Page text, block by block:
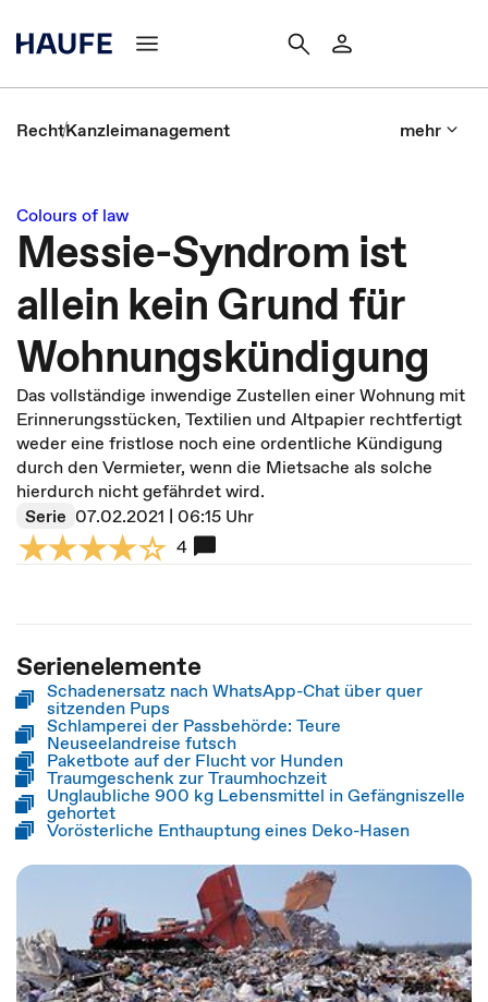
RechtKanzleimanagement mehr
Colours of law
Messie-Syndrom ist
allein kein Grund für
Wohnungskündigung
Das vollständige inwendige Zustellen einer Wohnung mit
Erinnerungsstücken, Textilien und Altpapier rechtfertigt
weder eine fristlose noch eine ordentliche Kündigung
durch den Vermieter, wenn die Mietsache als solche
hierdurch nicht gefährdet wird.
Serie 07.02.2021 | 06:15 Uhr
4
Serienelemente
Schadenersatz nach WhatsApp-Chat über quer
sitzenden Pups
Schlamperei der Passbehörde: Teure
Neuseelandreise futsch
Paketbote auf der Flucht vor Hunden
Traumgeschenk zur Traumhochzeit
Unglaubliche 900 kg Lebensmittel in Gefängniszelle
gehortet
Vorösterliche Enthauptung eines Deko-Hasen